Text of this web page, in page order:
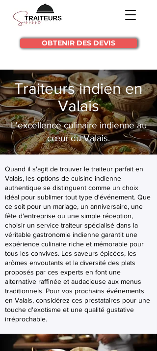
OBTENIR DES DEVIS
Traiteurs indien en
Valais
L'excellence culinaire indienne au
cœur du Valais.
Quand il s'agit de trouver le traiteur parfait en
Valais, les options de cuisine indienne
authentique se distinguent comme un choix
idéal pour sublimer tout type d'événement. Que
ce soit pour un mariage, un anniversaire, une
fête d'entreprise ou une simple réception,
choisir un service traiteur spécialisé dans la
véritable gastronomie indienne garantit une
expérience culinaire riche et mémorable pour
tous les convives. Les saveurs épicées, les
arômes envoutants et la diversité des plats
proposés par ces experts en font une
alternative raffinée et audacieuse aux menus
traditionnels. Pour vos prochains événements
en Valais, considérez ces prestataires pour une
touche d'exotisme et une qualité gustative
irréprochable.